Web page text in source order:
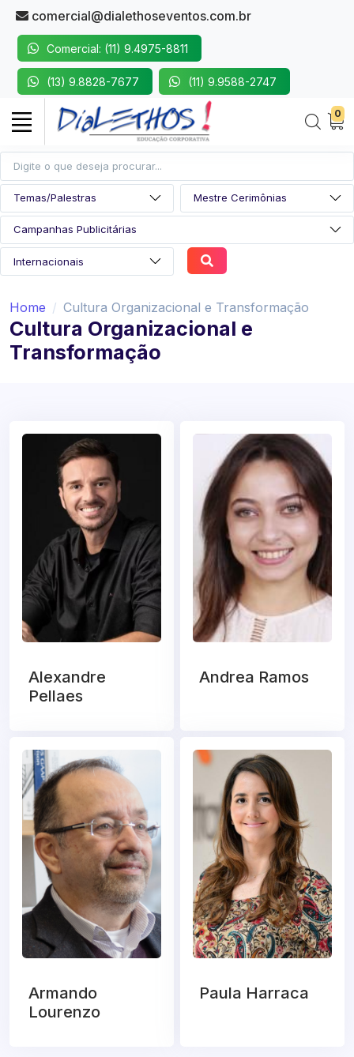
comercial@dialethoseventos.com.br
Comercial: (11) 9.4975-8811
(13) 9.8828-7677 (11) 9.9588-2747
0
Home Cultura Organizacional e Transformação
Cultura Organizacional e
Transformação
Alexandre
Pellaes
Andrea Ramos
Armando
Lourenzo
Paula Harraca